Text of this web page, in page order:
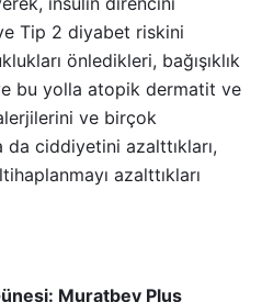
Tip 2 diyabet riskini
önledikleri, bağışıklık
bu yolla atopik dermatit ve
ve birçok
ciddiyetini azalttıkları,
azalttıkları
Muratbey Plus